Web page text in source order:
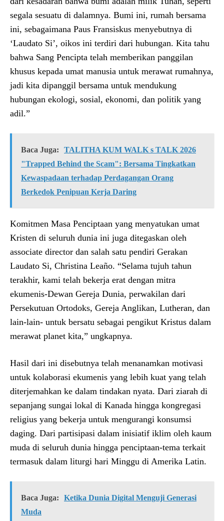
segala sesuatu di dalamnya. Bumi ini, rumah bersama
ini, sebagaimana Paus Fransiskus menyebutnya di
‘Laudato Si’, oikos ini terdiri dari hubungan. Kita tahu
bahwa Sang Pencipta telah memberikan panggilan
khusus kepada umat manusia untuk merawat rumahnya,
jadi kita dipanggil bersama untuk mendukung
hubungan ekologi, sosial, ekonomi, dan politik yang
adil.”
Baca Juga:
TALITHA KUM WALK s TALK 2026
"Trapped Behind the Scam": Bersama Tingkatkan
Kewaspadaan terhadap Perdagangan Orang
Berkedok Penipuan Kerja Daring
Komitmen Masa Penciptaan yang menyatukan umat
Kristen di seluruh dunia ini juga ditegaskan oleh
associate director dan salah satu pendiri Gerakan
Laudato Si, Christina Leaño. “Selama tujuh tahun
terakhir, kami telah bekerja erat dengan mitra
ekumenis-Dewan Gereja Dunia, perwakilan dari
Persekutuan Ortodoks, Gereja Anglikan, Lutheran, dan
lain-lain- untuk bersatu sebagai pengikut Kristus dalam
merawat planet kita,” ungkapnya.
Hasil dari ini disebutnya telah menanamkan motivasi
untuk kolaborasi ekumenis yang lebih kuat yang telah
diterjemahkan ke dalam tindakan nyata. Dari ziarah di
sepanjang sungai lokal di Kanada hingga kongregasi
religius yang bekerja untuk mengurangi konsumsi
daging. Dari partisipasi dalam inisiatif iklim oleh kaum
muda di seluruh dunia hingga penciptaan-tema terkait
termasuk dalam liturgi hari Minggu di Amerika Latin.
Baca Juga:
Ketika Dunia Digital Menguji Generasi
Muda